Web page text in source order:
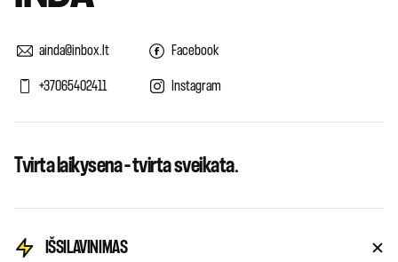
ainda@inbox.lt
+37065402411
Facebook
Instagram
Tvirta laikysena – tvirta sveikata.
IŠSILAVINIMAS